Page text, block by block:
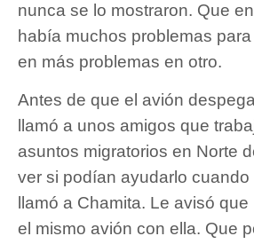
nunca se lo mostraron. Que
había muchos problemas
en más problemas en otro.
Antes de que el avión
llamó a unos amigos que
asuntos migratorios en Norte
ver si podían ayudarlo cuando
llamó a Chamita. Le avisó
el mismo avión con ella. Que